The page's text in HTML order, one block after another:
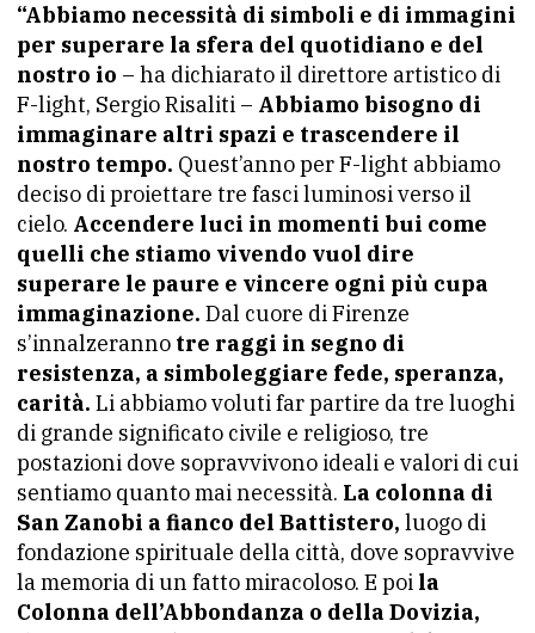
“Abbiamo necessità di simboli e di immagini
per superare la sfera del quotidiano e del
nostro io – ha dichiarato il direttore artistico di
F-light, Sergio Risaliti – Abbiamo bisogno di
immaginare altri spazi e trascendere il
nostro tempo. Quest’anno per F-light abbiamo
deciso di proiettare tre fasci luminosi verso il
cielo. Accendere luci in momenti bui come
quelli che stiamo vivendo vuol dire
superare le paure e vincere ogni più cupa
immaginazione. Dal cuore di Firenze
s’innalzeranno tre raggi in segno di
resistenza, a simboleggiare fede, speranza,
carità. Li abbiamo voluti far partire da tre luoghi
di grande significato civile e religioso, tre
postazioni dove sopravvivono ideali e valori di cui
sentiamo quanto mai necessità. La colonna di
San Zanobi a fianco del Battistero, luogo di
fondazione spirituale della città, dove sopravvive
la memoria di un fatto miracoloso. E poi la
Colonna dell’Abbondanza o della Dovizia,